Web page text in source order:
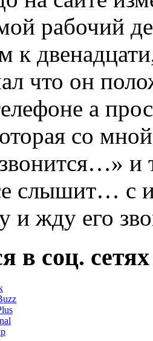
рабочий
к
что он
а
со
слышит… с
и жду его
в соц. сетях